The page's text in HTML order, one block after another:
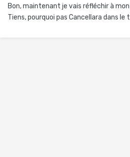
Bon, maintenant je vais réfléchir à mon
Tiens, pourquoi pas Cancellara dans le